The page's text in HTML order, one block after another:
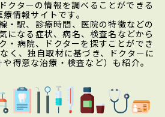
クターの情報を調べることができる
情報サイトです。
・駅、診療時間、医院の特徴などの
になる症状、病名、検査名などから
・病院、ドクターを探すことができ
く、独自取材に基づき、ドクターに
得意な治療・検査など）も紹介。